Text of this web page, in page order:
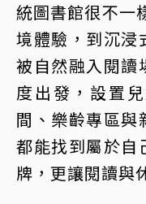
統圖書館很不一
境體驗，到沉浸
被自然融入閱讀
度出發，設置
間、樂齡專區與
都能找到屬於自
牌，更讓閱讀與